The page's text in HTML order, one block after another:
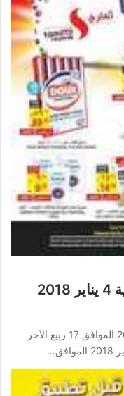
عروض التميمي الدمام الأسبوعية 4 يناير 2018
عروض التميمي الدمام الأسبوعية 4 يناير 2018 الموافق 17 ربيع الآخر